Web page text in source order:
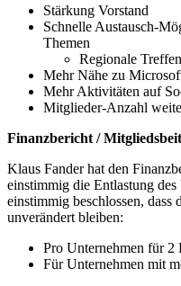
Stärkung Vorstand
Schnelle Austausch-
Themen
Regionale Treffen
Mehr Nähe zu
Mehr Aktivitäten auf
Mitglieder-Anzahl
Finanzbericht /
Klaus Fander hat den
einstimmig die Entlastung
einstimmig beschlossen,
unverändert bleiben:
Pro Unternehmen für 2
Für Unternehmen mit